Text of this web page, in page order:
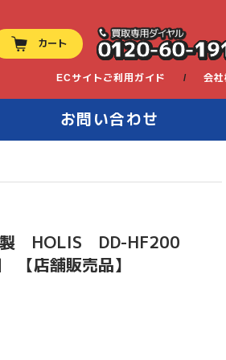
カート 0120-60-
ECサイトご利用ガイド 会
お問い合わせ
製 HOLIS DD-HF200
店舗販売品】